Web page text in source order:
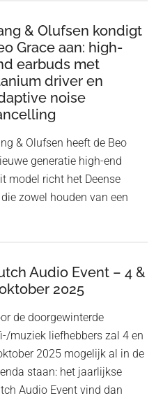
nu
ook
in
‘lossless’
kwaliteit
& Olufsen kondigt
Grace aan: high-
earbuds met
driver en
noise
& Olufsen heeft de Beo
generatie high-end
model richt het Deense
zowel houden van een
Audio Event – 4 &
2025
de doorgewinterde
muziek liefhebbers zal 4 en
2025 mogelijk al in de
staan: het jaarlijkse
Audio Event vind dan